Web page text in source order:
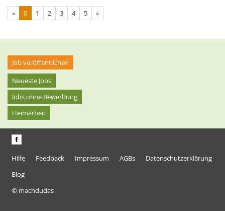
« 0 1 2 3 4 5 »
Job veröffentlichen
Neueste Jobs
Jobs ohne Bewerbung
Heimarbeit
Hilfe Feedback Impressum AGBs
Datenschutzerklärung
Blog
© machdudas